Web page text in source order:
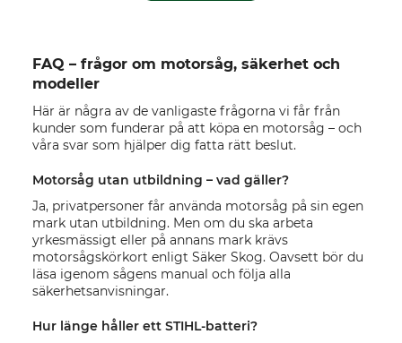
FAQ – frågor om motorsåg, säkerhet och
modeller
Här är några av de vanligaste frågorna vi får från
kunder som funderar på att köpa en motorsåg – och
våra svar som hjälper dig fatta rätt beslut.
Motorsåg utan utbildning – vad gäller?
Ja, privatpersoner får använda motorsåg på sin egen
mark utan utbildning. Men om du ska arbeta
yrkesmässigt eller på annans mark krävs
motorsågskörkort enligt Säker Skog. Oavsett bör du
läsa igenom sågens manual och följa alla
säkerhetsanvisningar.
Hur länge håller ett STIHL-batteri?